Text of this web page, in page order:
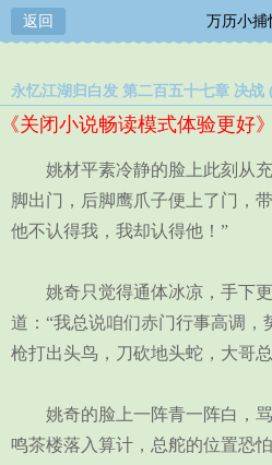
返回 万历小捕
永忆江湖归白发 第二百五十七章 决战
《关闭小说畅读模式体验更好》
姚材平素冷静的脸上此刻从充
脚出门，后脚鹰爪子便上了门，
他不认得我，我却认得他！”
姚奇只觉得通体冰凉，手下更
道：“我总说咱们赤门行事高调，
枪打出头鸟，刀砍地头蛇，大哥
姚奇的脸上一阵青一阵白，骂
鸣茶楼落入算计，总舵的位置恐